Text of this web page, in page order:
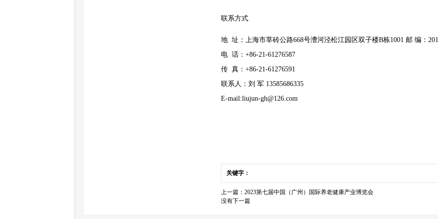
联系方式
地 址：上海市莘砖公路668号漕河泾松江园区双子楼B栋1001 邮 编：
电 话：+86-21-61276587
传 真：+86-21-61276591
联系人：刘 军 13585686335
E-mail:liujun-gh@126.com
关键字：
上一篇： 2023第七届中国（广州）国际养老健康产业博览会
没有下一篇